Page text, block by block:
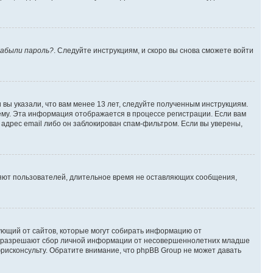
пароль?. Следуйте инструкциям, и скоро вы снова сможете войти
указали, что вам менее 13 лет, следуйте полученным инструкциям.
Эта информация отображается в процессе регистрации. Если вам
email либо он заблокирован спам-фильтром. Если вы уверены,
пользователей, длительное время не оставляющих сообщения,
от сайтов, которые могут собирать информацию от
разрешают сбор личной информации от несовершеннолетних младше
Обратите внимание, что phpBB Group не может давать